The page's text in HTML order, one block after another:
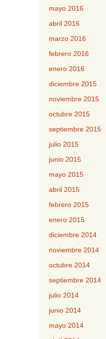
mayo 2016
abril 2016
marzo 2016
febrero 2016
enero 2016
diciembre 2015
noviembre 2015
octubre 2015
septiembre 2015
julio 2015
junio 2015
mayo 2015
abril 2015
febrero 2015
enero 2015
diciembre 2014
noviembre 2014
octubre 2014
septiembre 2014
julio 2014
junio 2014
mayo 2014